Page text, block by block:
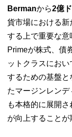
Bermanから2億
貨市場における新
する上で重要な
Primeが株式、債
ットクラスにお
するための基盤
たマージンレン
も本格的に展開
が向上することが